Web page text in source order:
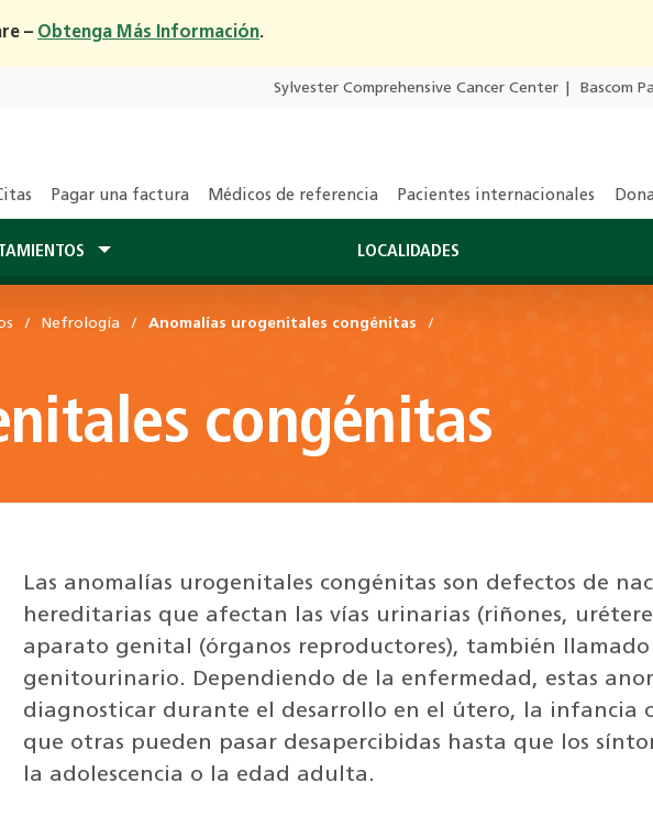
– Obtenga Más Información.
Sylvester Comprehensive Cancer Center Bascom
Pagar una factura Médicos de referencia Pacientes internacionales
LOCALIDADES
Nefrología Anomalías urogenitales congénitas
congénitas
Las anomalías urogenitales congénitas son defectos de
hereditarias que afectan las vías urinarias (riñones,
aparato genital (órganos reproductores), también llamado
genitourinario. Dependiendo de la enfermedad, estas
diagnosticar durante el desarrollo en el útero, la infancia
que otras pueden pasar desapercibidas hasta que los
la adolescencia o la edad adulta.